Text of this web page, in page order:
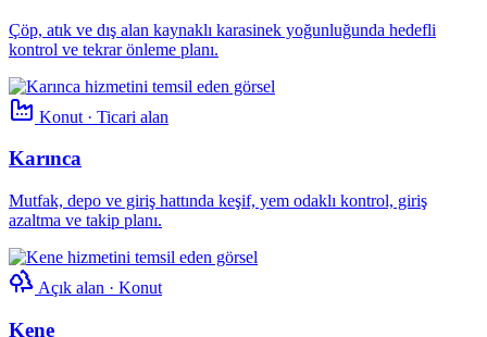
Çöp, atık ve dış alan kaynaklı karasinek yoğunluğunda hedefli
kontrol ve tekrar önleme planı.
Konut · Ticari alan
Karınca
Mutfak, depo ve giriş hattında keşif, yem odaklı kontrol, giriş
azaltma ve takip planı.
Açık alan · Konut
Kene